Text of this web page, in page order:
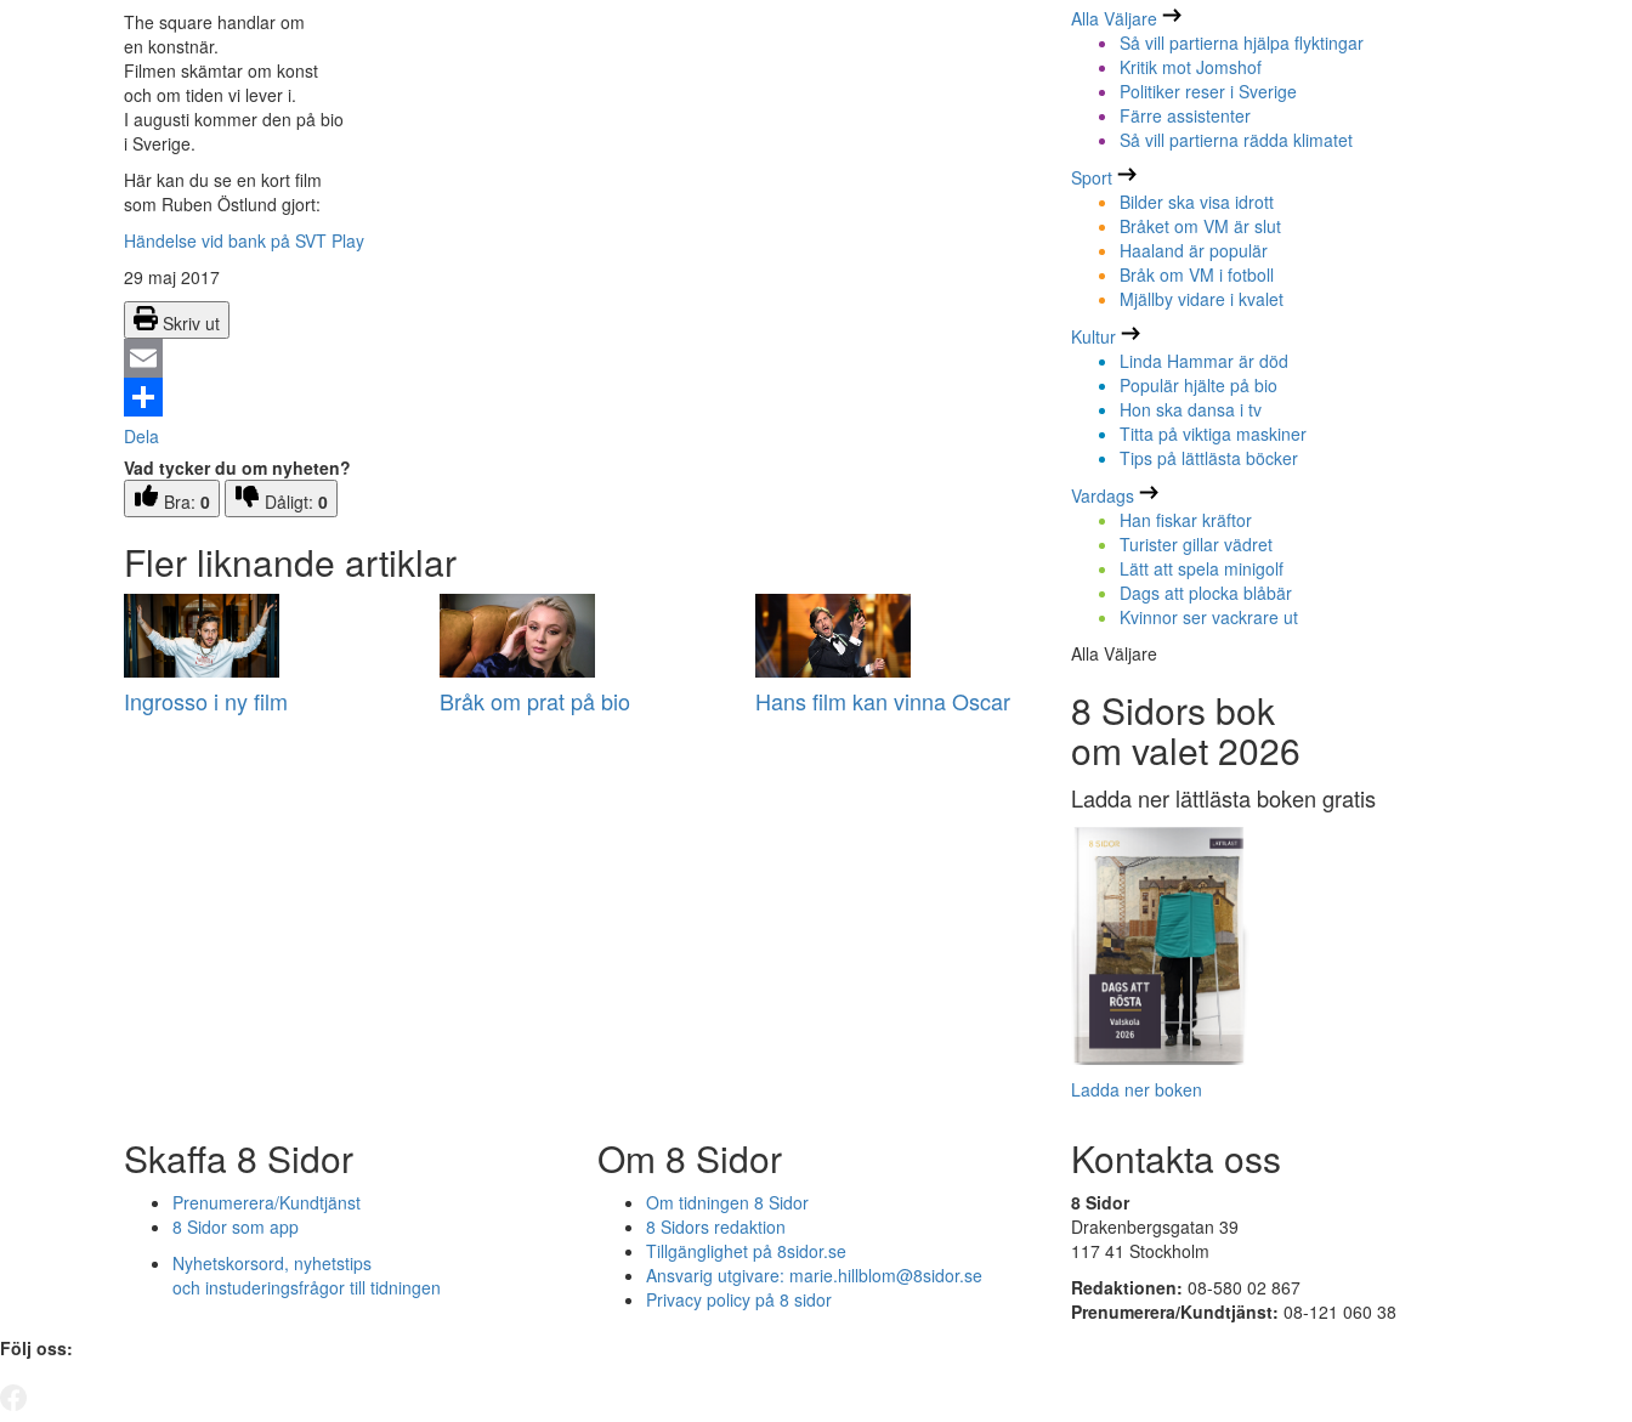
The square handlar om
en konstnär.
Filmen skämtar om konst
och om tiden vi lever i.
I augusti kommer den på bio
i Sverige.
Här kan du se en kort film
som Ruben Östlund gjort:
Händelse vid bank på SVT Play
29 maj 2017
Skriv ut
Email
Dela
Vad tycker du om nyheten?
Bra: 0 Dåligt: 0
Fler liknande artiklar
Ingrosso i ny film Bråk om prat på bio Hans film kan vinna Oscar
Alla Väljare
Så vill partierna hjälpa flyktingar
Kritik mot Jomshof
Politiker reser i Sverige
Färre assistenter
Så vill partierna rädda klimatet
Sport
Bilder ska visa idrott
Bråket om VM är slut
Haaland är populär
Bråk om VM i fotboll
Mjällby vidare i kvalet
Kultur
Linda Hammar är död
Populär hjälte på bio
Hon ska dansa i tv
Titta på viktiga maskiner
Tips på lättlästa böcker
Vardags
Han fiskar kräftor
Turister gillar vädret
Lätt att spela minigolf
Dags att plocka blåbär
Kvinnor ser vackrare ut
Alla Väljare
8 Sidors bok
om valet 2026
Ladda ner lättlästa boken gratis
Ladda ner boken
Skaffa 8 Sidor
Prenumerera/Kundtjänst
8 Sidor som app
Nyhetskorsord, nyhetstips
och instuderingsfrågor till tidningen
Om 8 Sidor
Om tidningen 8 Sidor
8 Sidors redaktion
Tillgänglighet på 8sidor.se
Ansvarig utgivare: marie.hillblom@8sidor.se
Privacy policy på 8 sidor
Kontakta oss
8 Sidor
Drakenbergsgatan 39
117 41 Stockholm
Redaktionen: 08-580 02 867
Prenumerera/Kundtjänst: 08-121 060 38
Följ oss: